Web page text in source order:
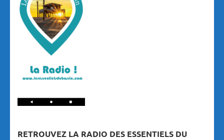
RETROUVEZ LA RADIO DES ESSENTIELS DU